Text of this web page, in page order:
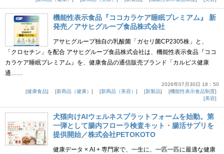
機能性表示食品『ココカラケア睡眠プレミアム』 新
発売／アサヒグループ食品株式会社
アサヒグループ独自の乳酸菌「ガセリ菌CP2305株」と、
「クロセチン」を配合 アサヒグループ食品株式会社は、機能性表示食品『ココ
カラケア睡眠プレミアム』を、健康食品の通信販売ブランド「カルピス健康
通……
2026年07月30日 18：50
健康食品
新商品（健康） 新商品（美容） 新製品
機能性表示食品制度
美容
犬猫向けAIウェルネスプラットフォームを始動。第
一弾として腸内フローラ検査キット・腸活サプリを
提供開始／株式会社PETOKOTO
健康データ × AI + 専門家で、一生に、一匹一匹に最適な健康